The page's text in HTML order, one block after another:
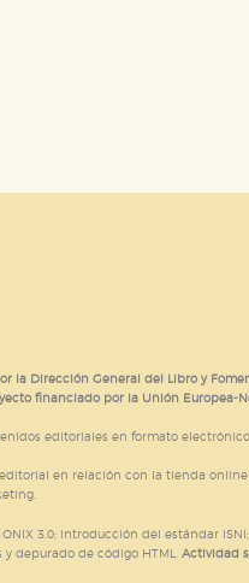
la Dirección General del Libro y
financiado por la Unión Europea-
editoriales en formato electrónico
editorial en relación con la tienda
3.0; introducción del estándar
depurado de código HTML. Actividad